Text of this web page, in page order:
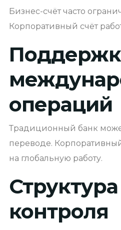
Бизнес-счёт часто
Корпоративный счёт
операций
Традиционный банк
переводе.
на глобальную работу.
Структура
контроля